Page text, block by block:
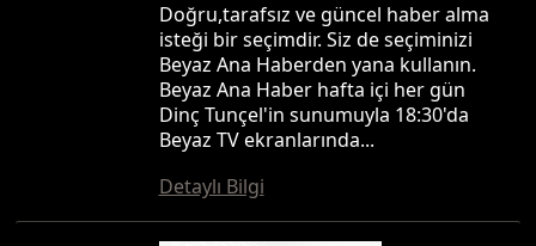
Doğru,tarafsız ve güncel haber alma
isteği bir seçimdir. Siz de seçiminizi
Beyaz Ana Haberden yana kullanın.
Beyaz Ana Haber hafta içi her gün
Dinç Tunçel'in sunumuyla 18:30'da
Beyaz TV ekranlarında...
Detaylı Bilgi